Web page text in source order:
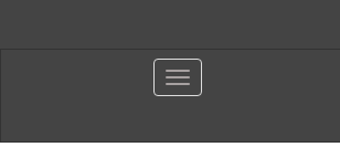
Toggle navigation